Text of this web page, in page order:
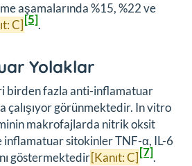
aşamalarında %15, %22 ve
C][5].
Yolaklar
birden fazla anti-inflamatuar
çalışıyor görünmektedir. In vitro
makrofajlarda nitrik oksit
inflamatuar sitokinler TNF-α, IL-6
göstermektedir[Kanıt: C][7].